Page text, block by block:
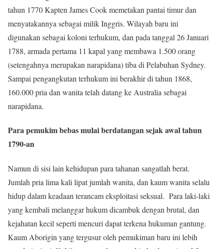
tahun 1770 Kapten James Cook memetakan pantai timur dan
menyatakannya sebagai milik Inggris. Wilayah baru ini
digunakan sebagai koloni terhukum, dan pada tanggal 26 Januari
1788, armada pertama 11 kapal yang membawa 1.500 orang
(setengahnya merupakan narapidana) tiba di Pelabuhan Sydney.
Sampai pengangkutan terhukum ini berakhir di tahun 1868,
160.000 pria dan wanita telah datang ke Australia sebagai
narapidana.
Para pemukim bebas mulai berdatangan sejak awal tahun
1790-an
Namun di sisi lain kehidupan para tahanan sangatlah berat.
Jumlah pria lima kali lipat jumlah wanita, dan kaum wanita selalu
hidup dalam keadaan terancam eksploitasi seksual. Para laki-laki
yang kembali melanggar hukum dicambuk dengan brutal, dan
kejahatan kecil seperti mencuri dapat terkena hukuman gantung.
Kaum Aborigin yang tergusur oleh pemukiman baru ini lebih